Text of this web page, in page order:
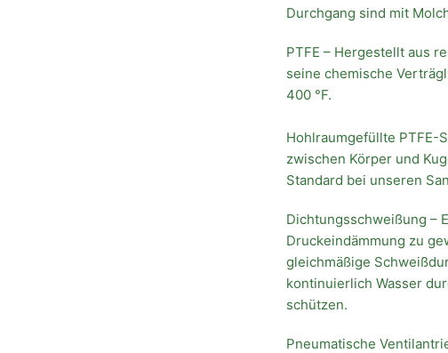
Durchgang sind mit
PTFE – Hergestellt aus
seine chemische
400 °F.
Hohlraumgefüllte PTFE-
zwischen Körper und
Standard bei unseren
Dichtungsschweißung –
Druckeindämmung zu
gleichmäßige
kontinuierlich Wasser
schützen.
Pneumatische